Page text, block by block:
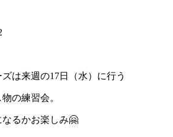
は来週の17日（水）に行う
の練習会。
るかお楽しみ🤗